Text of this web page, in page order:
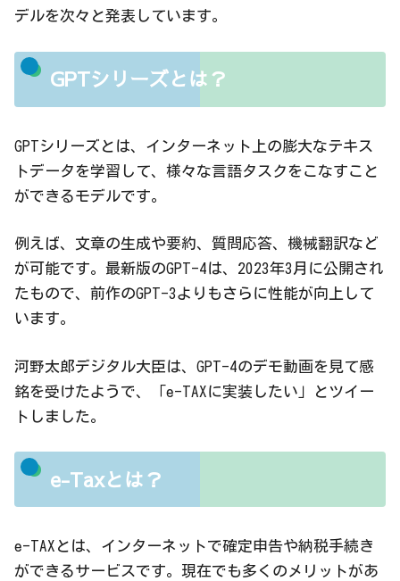
デルを次々と発表しています。
GPTシリーズとは？
GPTシリーズとは、インターネット上の膨大なテキス
トデータを学習して、様々な言語タスクをこなすこと
ができるモデルです。
例えば、文章の生成や要約、質問応答、機械翻訳など
が可能です。最新版のGPT-4は、2023年3月に公開され
たもので、前作のGPT-3よりもさらに性能が向上して
います。
河野太郎デジタル大臣は、GPT-4のデモ動画を見て感
銘を受けたようで、「e-TAXに実装したい」とツイー
トしました。
e-Taxとは？
e-TAXとは、インターネットで確定申告や納税手続き
ができるサービスです。現在でも多くのメリットがあ